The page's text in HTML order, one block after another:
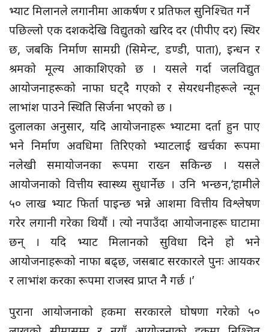
भ्याट मिलानले लगानीमा आकर्षण र प्रतिफल सुनिश्चित गर्ने
पछिल्लो एक दशकदेखि विद्युतको खरिद दर (पीपीए दर) स्थिर
छ, जबकि निर्माण सामग्री (सिमेन्ट, डण्डी, पाता), इन्धन र
श्रमको मूल्य आकाशिएको छ । यसले गर्दा जलविद्युत
आयोजनाहरूको नाफा घट्दै गएको र सेयरधनीहरूले न्यून
लाभांश पाउने स्थिति सिर्जना भएको छ ।
दुलालका अनुसार, यदि आयोजनाहरू भ्याटमा दर्ता हुन पाए
भने निर्माण अवधिमा तिरिएको भ्याटलाई खर्चका रूपमा
नलेखी समायोजनका रूपमा राख्न सकिन्छ । यसले
आयोजनाको वित्तीय स्वास्थ्य सुधार्नेछ । उनि भन्छन,‘हामीले
५० लाख भ्याट फिर्ता पाइन्छ भन्ने आशमा वित्तीय विश्लेषण
गरेर लगानी गरेका थियौं । त्यो नपाउँदा आयोजनाहरू घाटामा
छन् । यदि भ्याट मिलानको सुविधा दिने हो भने
आयोजनाहरूको नाफा बढ्छ, जसबाट सरकारले पुनः आयकर
र लाभांश करका रूपमा राजस्व प्राप्त नै गर्छ ।’
पुराना आयोजनाको हकमा सरकारले घोषणा गरेको ५०